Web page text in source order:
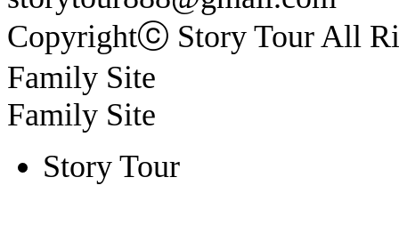
Copyrightⓒ Story Tour All
Family Site
Family Site
Story Tour